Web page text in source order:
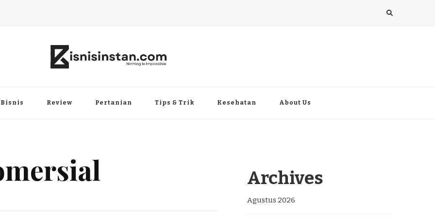
Bisnis Review Pertanian Tips & Trik Kesehatan About Us
Archives
Agustus 2026